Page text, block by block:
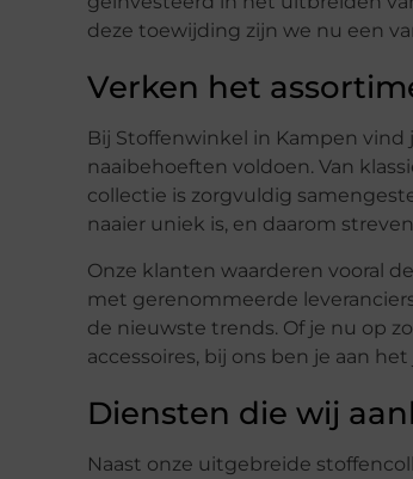
deze toewijding zijn we nu een
Verken het
Bij Stoffenwinkel in Kampen
naaibehoeften voldoen. Van
collectie is zorgvuldig
naaier uniek is, en daarom
Onze klanten waarderen vooral
met gerenommeerde
de nieuwste trends. Of je nu op
accessoires, bij ons ben je aan
Diensten die wij
Naast onze uitgebreide